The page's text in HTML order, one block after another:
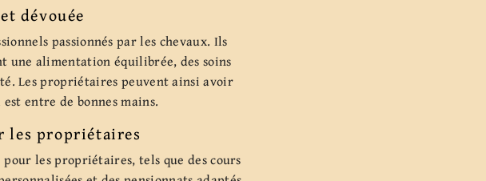
dévouée
passionnés par les chevaux. Ils
une alimentation équilibrée, des soins
Les propriétaires peuvent ainsi avoir
entre de bonnes mains.
les propriétaires
les propriétaires, tels que des cours